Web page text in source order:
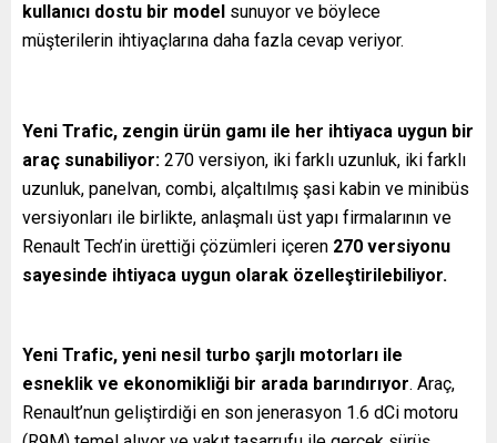
kullanıcı dostu bir model sunuyor ve böylece
müşterilerin ihtiyaçlarına daha fazla cevap veriyor.
Yeni Trafic, zengin ürün gamı ile her ihtiyaca uygun bir
araç sunabiliyor: 270 versiyon, iki farklı uzunluk, iki farklı
uzunluk, panelvan, combi, alçaltılmış şasi kabin ve minibüs
versiyonları ile birlikte, anlaşmalı üst yapı firmalarının ve
Renault Tech’in ürettiği çözümleri içeren 270 versiyonu
sayesinde ihtiyaca uygun olarak özelleştirilebiliyor.
Yeni Trafic, yeni nesil turbo şarjlı motorları ile
esneklik ve ekonomikliği bir arada barındırıyor. Araç,
Renault’nun geliştirdiği en son jenerasyon 1.6 dCi motoru